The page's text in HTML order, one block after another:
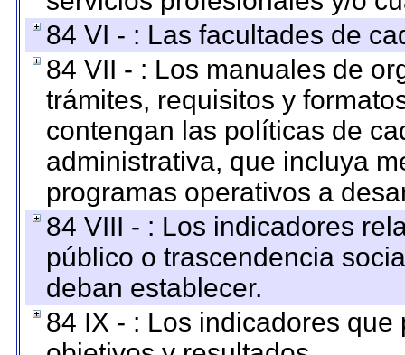
84 VI - : Las facultades de
84 VII - : Los manuales de
trámites, requisitos y
contengan las políticas de
administrativa, que incluya
programas operativos a
84 VIII - : Los indicadores
público o trascendencia
deban establecer.
84 IX - : Los indicadores